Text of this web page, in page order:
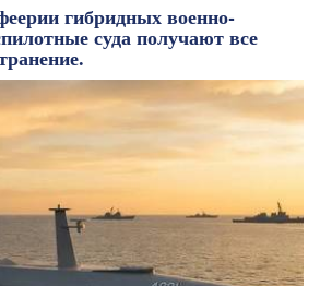
гибридных военно-
суда получают все